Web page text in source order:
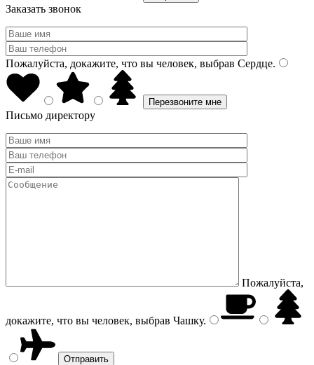
Заказать звонок
Пожалуйста, докажите, что вы человек, выбрав Сердце.
Письмо директору
Пожалуйста,
докажите, что вы человек, выбрав Чашку.